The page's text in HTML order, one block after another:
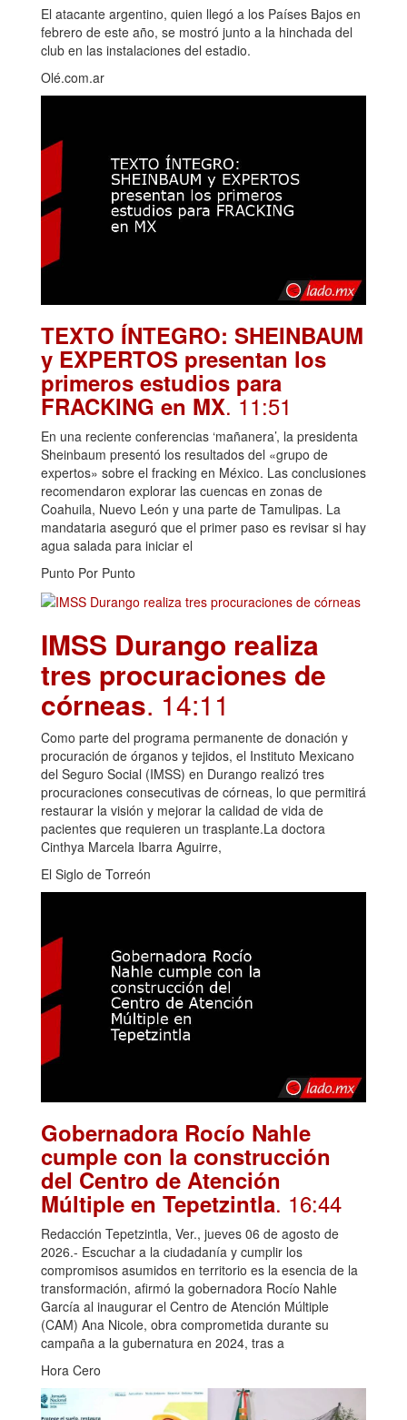
El atacante argentino, quien llegó a los Países Bajos en
febrero de este año, se mostró junto a la hinchada del
club en las instalaciones del estadio.
Olé.com.ar
TEXTO ÍNTEGRO: SHEINBAUM
y EXPERTOS presentan los
primeros estudios para
FRACKING en MX. 11:51
En una reciente conferencias ‘mañanera’, la presidenta
Sheinbaum presentó los resultados del «grupo de
expertos» sobre el fracking en México. Las conclusiones
recomendaron explorar las cuencas en zonas de
Coahuila, Nuevo León y una parte de Tamulipas. La
mandataria aseguró que el primer paso es revisar si hay
agua salada para iniciar el
Punto Por Punto
IMSS Durango realiza
tres procuraciones de
córneas. 14:11
Como parte del programa permanente de donación y
procuración de órganos y tejidos, el Instituto Mexicano
del Seguro Social (IMSS) en Durango realizó tres
procuraciones consecutivas de córneas, lo que permitirá
restaurar la visión y mejorar la calidad de vida de
pacientes que requieren un trasplante.La doctora
Cinthya Marcela Ibarra Aguirre,
El Siglo de Torreón
Gobernadora Rocío Nahle
cumple con la construcción
del Centro de Atención
Múltiple en Tepetzintla. 16:44
Redacción Tepetzintla, Ver., jueves 06 de agosto de
2026.- Escuchar a la ciudadanía y cumplir los
compromisos asumidos en territorio es la esencia de la
transformación, afirmó la gobernadora Rocío Nahle
García al inaugurar el Centro de Atención Múltiple
(CAM) Ana Nicole, obra comprometida durante su
campaña a la gubernatura en 2024, tras a
Hora Cero